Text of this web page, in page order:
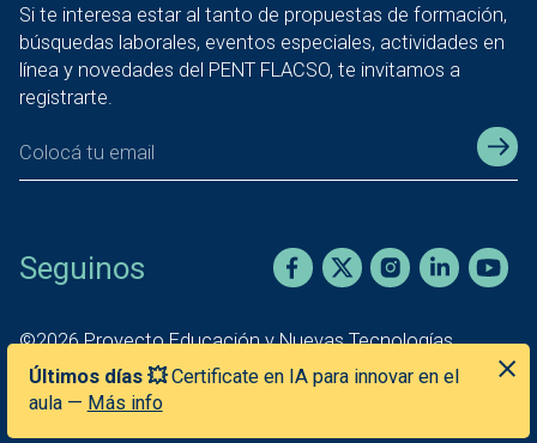
Últimos días 💥Certificate en IA para innovar en el
aula — Más info
Si te interesa estar al tanto de propuestas de formación,
búsquedas laborales, eventos especiales, actividades en
línea y novedades del PENT FLACSO, te invitamos a
registrarte.
©2026Proyecto Educación y Nuevas Tecnologías
Facultad Latinoamericana de Ciencias Sociales—Sede
Argentina
Seguinos